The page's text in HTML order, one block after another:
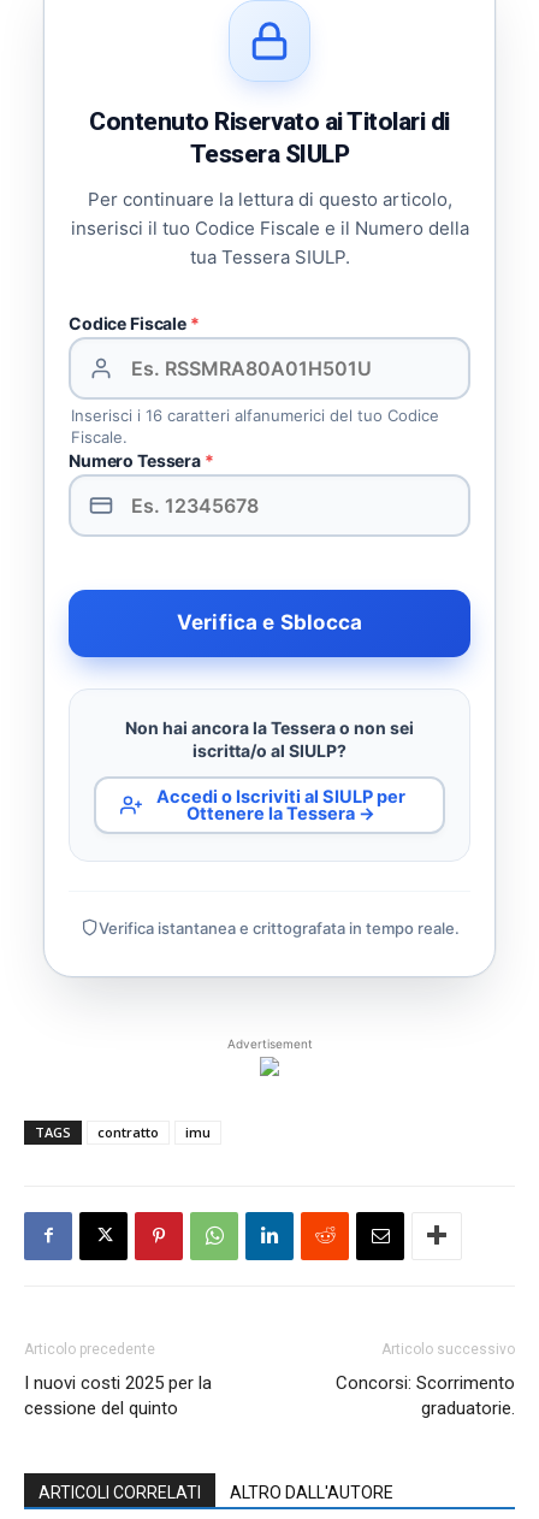
Contenuto Riservato ai Titolari di
Tessera SIULP
Per continuare la lettura di questo articolo,
inserisci il tuo Codice Fiscale e il Numero della
tua Tessera SIULP.
Codice Fiscale *
Inserisci i 16 caratteri alfanumerici del tuo Codice
Fiscale.
Numero Tessera *
Verifica e Sblocca
Non hai ancora la Tessera o non sei
iscritta/o al SIULP?
Accedi o Iscriviti al SIULP per
Ottenere la Tessera →
Verifica istantanea e crittografata in tempo reale.
Advertisement
TAGS contratto imu
Articolo precedente
I nuovi costi 2025 per la
cessione del quinto
Articolo successivo
Concorsi: Scorrimento
graduatorie.
ARTICOLI CORRELATI ALTRO DALL'AUTORE